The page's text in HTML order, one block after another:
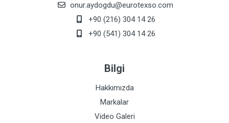
onur.aydogdu@eurotexso.com
+90 (216) 304 14 26
+90 (541) 304 14 26
Bilgi
Hakkımızda
Markalar
Video Galeri